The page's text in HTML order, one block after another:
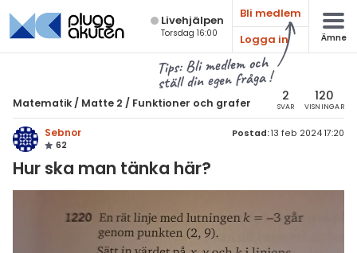
Live­hjälpen
Torsdag 16:00
Bli medlem
Logga in
Ämne
Tips: Bli medlem och
ställ din egen fråga !
Matematik / Matte 2 / Funktioner och grafer 2
SVAR
120
VISNINGAR
Sebnor
62
Postad:13 feb 2024 17:20
Hur ska man tänka här?
Alla ämnen
Alla trådar
7
Matematik
Matte 2
Algebra
Andragradsekvationer
Funktioner och grafer
& Bygg